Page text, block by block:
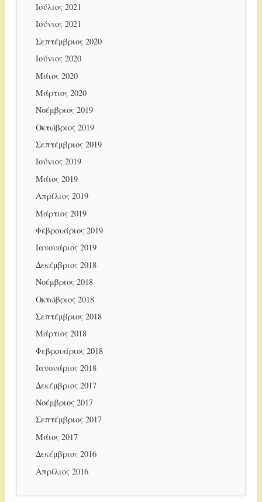
Ιούλιος 2021
Ιούνιος 2021
Σεπτέμβριος 2020
Ιούνιος 2020
Μάιος 2020
Μάρτιος 2020
Νοέμβριος 2019
Οκτώβριος 2019
Σεπτέμβριος 2019
Ιούνιος 2019
Μάιος 2019
Απρίλιος 2019
Μάρτιος 2019
Φεβρουάριος 2019
Ιανουάριος 2019
Δεκέμβριος 2018
Νοέμβριος 2018
Οκτώβριος 2018
Σεπτέμβριος 2018
Μάρτιος 2018
Φεβρουάριος 2018
Ιανουάριος 2018
Δεκέμβριος 2017
Νοέμβριος 2017
Σεπτέμβριος 2017
Μάιος 2017
Δεκέμβριος 2016
Απρίλιος 2016